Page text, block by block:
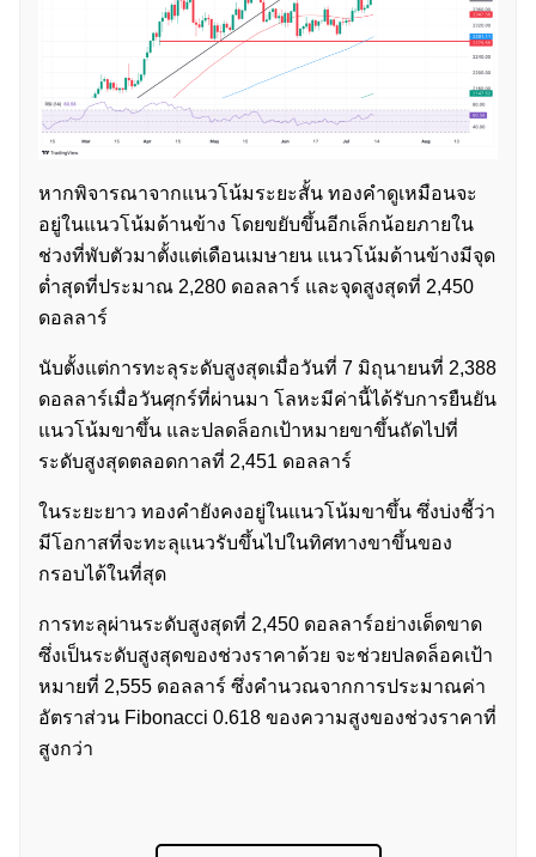
หากพิจารณาจากแนวโน้มระยะสั้น ทองคำดูเหมือนจะ
อยู่ในแนวโน้มด้านข้าง โดยขยับขึ้นอีกเล็กน้อยภายใน
ช่วงที่พับตัวมาตั้งแต่เดือนเมษายน แนวโน้มด้านข้างมีจุด
ต่ำสุดที่ประมาณ 2,280 ดอลลาร์ และจุดสูงสุดที่ 2,450
ดอลลาร์
นับตั้งแต่การทะลุระดับสูงสุดเมื่อวันที่ 7 มิถุนายนที่ 2,388
ดอลลาร์เมื่อวันศุกร์ที่ผ่านมา โลหะมีค่านี้ได้รับการยืนยัน
แนวโน้มขาขึ้น และปลดล็อกเป้าหมายขาขึ้นถัดไปที่
ระดับสูงสุดตลอดกาลที่ 2,451 ดอลลาร์
ในระยะยาว ทองคำยังคงอยู่ในแนวโน้มขาขึ้น ซึ่งบ่งชี้ว่า
มีโอกาสที่จะทะลุแนวรับขึ้นไปในทิศทางขาขึ้นของ
กรอบได้ในที่สุด
การทะลุผ่านระดับสูงสุดที่ 2,450 ดอลลาร์อย่างเด็ดขาด
ซึ่งเป็นระดับสูงสุดของช่วงราคาด้วย จะช่วยปลดล็อคเป้า
หมายที่ 2,555 ดอลลาร์ ซึ่งคำนวณจากการประมาณค่า
อัตราส่วน Fibonacci 0.618 ของความสูงของช่วงราคาที่
สูงกว่า